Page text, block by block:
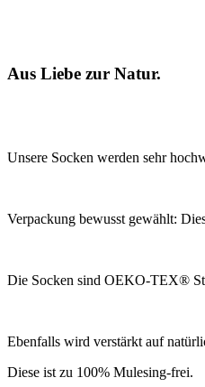
Aus Liebe zur Natur.
Unsere Socken werden sehr
Verpackung bewusst gewählt:
Die Socken sind OEKO-TEX®
Ebenfalls wird verstärkt auf
Diese ist zu 100% Mulesing-frei.